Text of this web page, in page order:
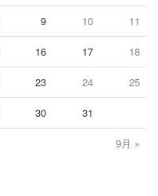
9月 »
9 10 11
16 17 18
23 24 25
30 31